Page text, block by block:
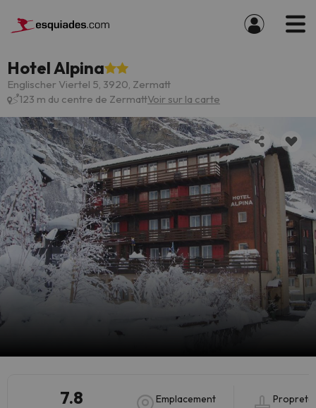
Hotel Alpina
Englischer Viertel 5, 3920, Zermatt
123 m du centre de ZermattVoir sur la carte
7.8 Emplacement Propreté